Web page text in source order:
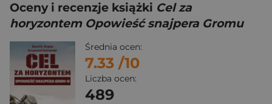
Oceny i recenzje książki Cel za
horyzontem Opowieść snajpera Gromu
Średnia ocen:
7.33 /10
Liczba ocen:
489